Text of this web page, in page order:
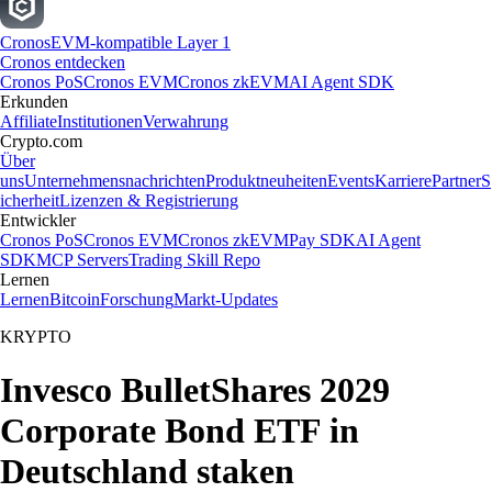
CronosEVM-kompatible Layer 1
Cronos entdecken
Cronos PoSCronos EVMCronos zkEVMAI Agent SDK
Erkunden
AffiliateInstitutionenVerwahrung
Crypto.com
Über
unsUnternehmensnachrichtenProduktneuheitenEventsKarrierePartnerS
icherheitLizenzen & Registrierung
Entwickler
Cronos PoSCronos EVMCronos zkEVMPay SDKAI Agent
SDKMCP ServersTrading Skill Repo
Lernen
LernenBitcoinForschungMarkt-Updates
KRYPTO
Invesco BulletShares 2029
Corporate Bond ETF in
Deutschland staken